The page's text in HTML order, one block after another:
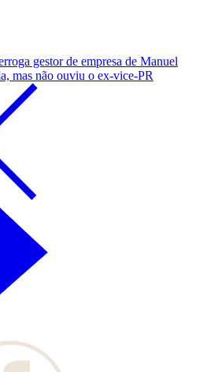
gestor de empresa de Manuel
mas não ouviu o ex-vice-PR